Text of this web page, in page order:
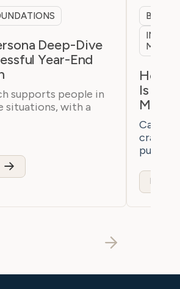
Deep-Dive
Year-End
supports people in
with a
B2B &
How
Is
Mehr